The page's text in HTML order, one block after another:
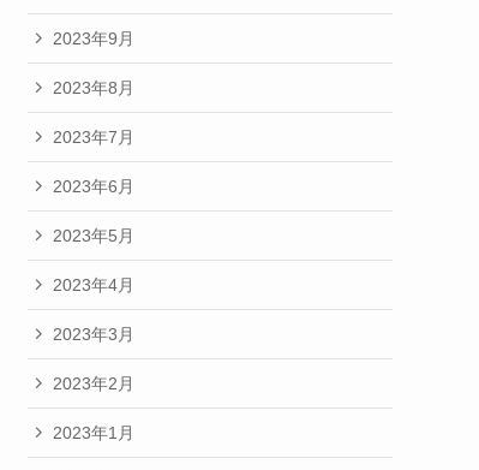
2023年9月
2023年8月
2023年7月
2023年6月
2023年5月
2023年4月
2023年3月
2023年2月
2023年1月